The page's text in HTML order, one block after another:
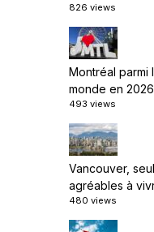
826 views
Montréal parmi
monde en 2026
493 views
Vancouver,
agréables à
480 views